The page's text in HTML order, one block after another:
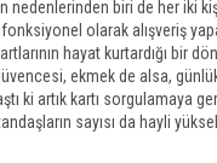
nedenlerinden biri de her iki
fonksiyonel olarak alışveriş
hayat kurtardığı bir
ekmek de alsa,
ki artık kartı sorgulamaya
sayısı da hayli